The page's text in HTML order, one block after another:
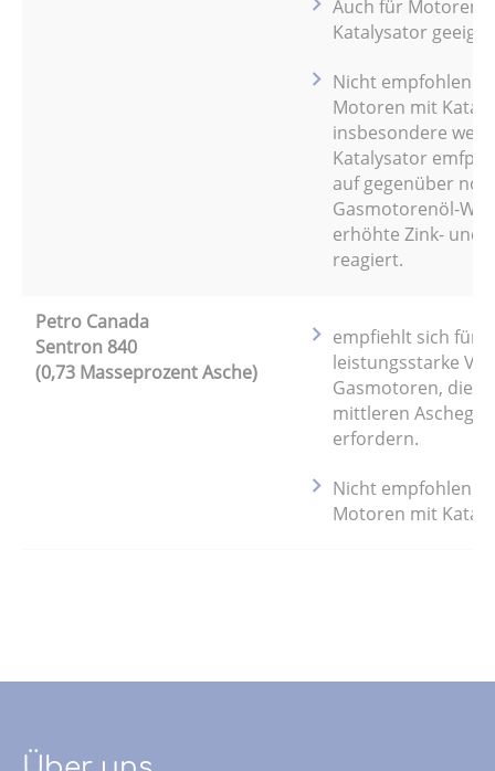
Auch für Motoren
Katalysator
Nicht empfohlen
Motoren mit
insbesondere
Katalysator
auf gegenüber
Gasmotorenöl-
erhöhte Zink- und
reagiert.
Petro Canada
Sentron 840
(0,73 Masseprozent Asche)
empfiehlt sich für
leistungsstarke
Gasmotoren, die
mittleren
erfordern.
Nicht empfohlen
Motoren mit